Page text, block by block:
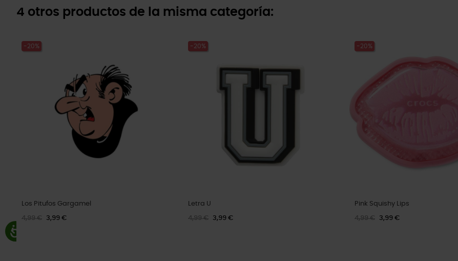
4 otros productos de la misma categoría:
-20%
Los Pitufos Gargamel
4,99 € 3,99 €
-20%
Letra U
4,99 € 3,99 €
-20%
Pink Squishy Lips
4,99 € 3,99 €